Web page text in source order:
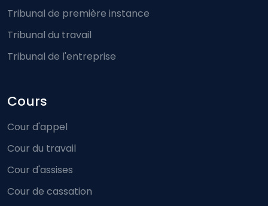
Tribunal de première instance
Tribunal du travail
Tribunal de l'entreprise
Cours
Cour d'appel
Cour du travail
Cour d'assises
Cour de cassation